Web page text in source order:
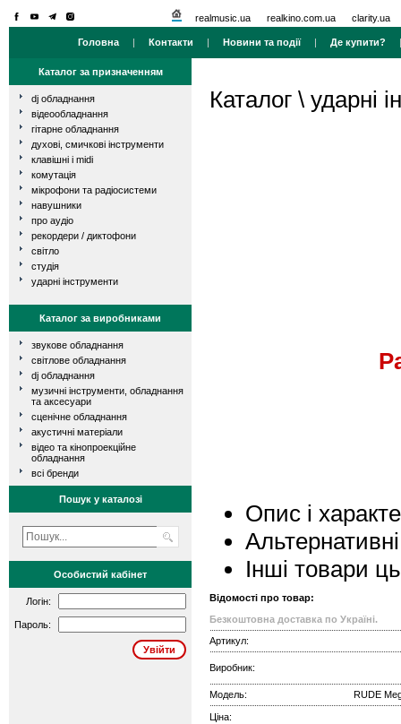
realmusic.ua realkino.com.ua clarity.ua
Головна | Контакти | Новини та події| Де купити?
Каталог за призначенням
dj обладнання
відеообладнання
гітарне обладнання
духові, смичкові інструменти
клавішні і midi
комутація
мікрофони та радіосистеми
навушники
про аудіо
рекордери / диктофони
світло
студія
ударні інструменти
Каталог за виробниками
звукове обладнання
світлове обладнання
dj обладнання
музичні інструменти, обладнання
та аксесуари
сценічне обладнання
акустичні матеріали
відео та кінопроекційне
обладнання
всі бренди
Пошук у каталозі
Особистий кабінет
Логін:
Пароль:
Каталог \ ударні
Опис і
Інші товари
Відомості про товар:
Безкоштовна доставка по Україні.
Артикул:
Виробник:
Модель: RUDE
Ціна: